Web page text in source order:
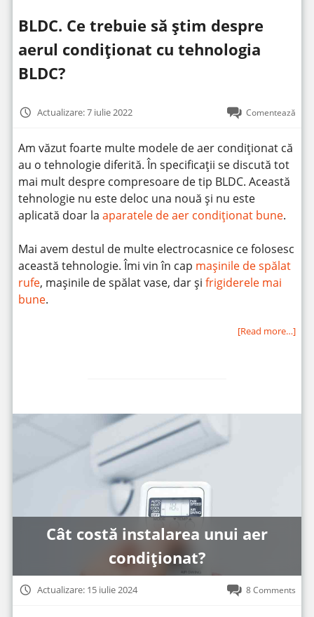
BLDC. Ce trebuie să știm despre
aerul condiționat cu tehnologia
BLDC?
Actualizare: 7 iulie 2022 Comentează
Am văzut foarte multe modele de aer condiționat că
au o tehnologie diferită. În specificații se discută tot
mai mult despre compresoare de tip BLDC. Această
tehnologie nu este deloc una nouă și nu este
aplicată doar la aparatele de aer condiționat bune.
Mai avem destul de multe electrocasnice ce folosesc
această tehnologie. Îmi vin în cap mașinile de spălat
rufe, mașinile de spălat vase, dar și frigiderele mai
bune.
[Read more…]
Cât costă instalarea unui aer
condiționat?
Actualizare: 15 iulie 2024 8 Comments